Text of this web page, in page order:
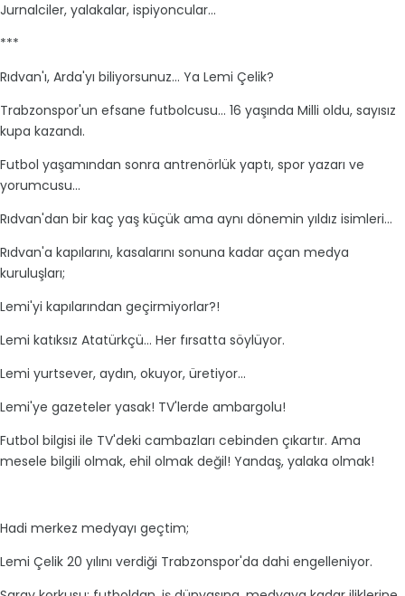
Jurnalciler, yalakalar, ispiyoncular...
***
Rıdvan'ı, Arda'yı biliyorsunuz... Ya Lemi Çelik?
Trabzonspor'un efsane futbolcusu... 16 yaşında Milli oldu, sayısız
kupa kazandı.
Futbol yaşamından sonra antrenörlük yaptı, spor yazarı ve
yorumcusu...
Rıdvan'dan bir kaç yaş küçük ama aynı dönemin yıldız isimleri...
Rıdvan'a kapılarını, kasalarını sonuna kadar açan medya
kuruluşları;
Lemi'yi kapılarından geçirmiyorlar?!
Lemi katıksız Atatürkçü... Her fırsatta söylüyor.
Lemi yurtsever, aydın, okuyor, üretiyor...
Lemi'ye gazeteler yasak! TV'lerde ambargolu!
Futbol bilgisi ile TV'deki cambazları cebinden çıkartır. Ama
mesele bilgili olmak, ehil olmak değil! Yandaş, yalaka olmak!
Hadi merkez medyayı geçtim;
Lemi Çelik 20 yılını verdiği Trabzonspor'da dahi engelleniyor.